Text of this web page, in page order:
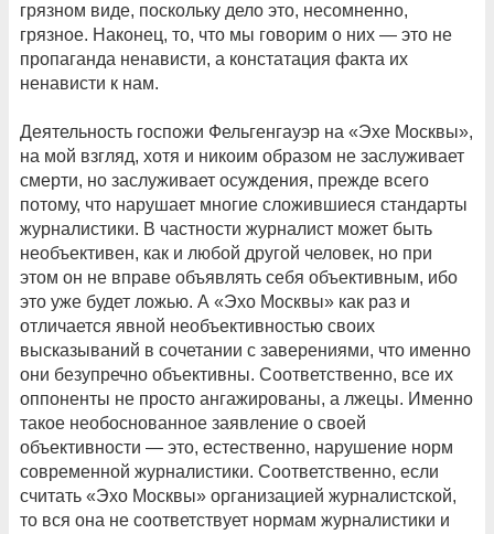
грязном виде, поскольку дело это, несомненно,
грязное. Наконец, то, что мы говорим о них — это не
пропаганда ненависти, а констатация факта их
ненависти к нам.
Деятельность госпожи Фельгенгауэр на «Эхе Москвы»,
на мой взгляд, хотя и никоим образом не заслуживает
смерти, но заслуживает осуждения, прежде всего
потому, что нарушает многие сложившиеся стандарты
журналистики. В частности журналист может быть
необъективен, как и любой другой человек, но при
этом он не вправе объявлять себя объективным, ибо
это уже будет ложью. А «Эхо Москвы» как раз и
отличается явной необъективностью своих
высказываний в сочетании с заверениями, что именно
они безупречно объективны. Соответственно, все их
оппоненты не просто ангажированы, а лжецы. Именно
такое необоснованное заявление о своей
объективности — это, естественно, нарушение норм
современной журналистики. Соответственно, если
считать «Эхо Москвы» организацией журналистской,
то вся она не соответствует нормам журналистики и